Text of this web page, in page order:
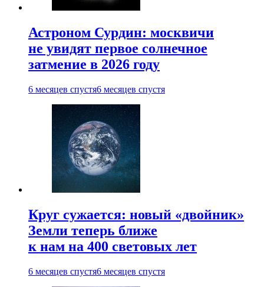
Астроном Сурдин: москвичи
не увидят первое солнечное
затмение в 2026 году
6 месяцев спустя6 месяцев спустя
Круг сужается: новый «двойник»
Земли теперь ближе
к нам на 400 световых лет
6 месяцев спустя6 месяцев спустя